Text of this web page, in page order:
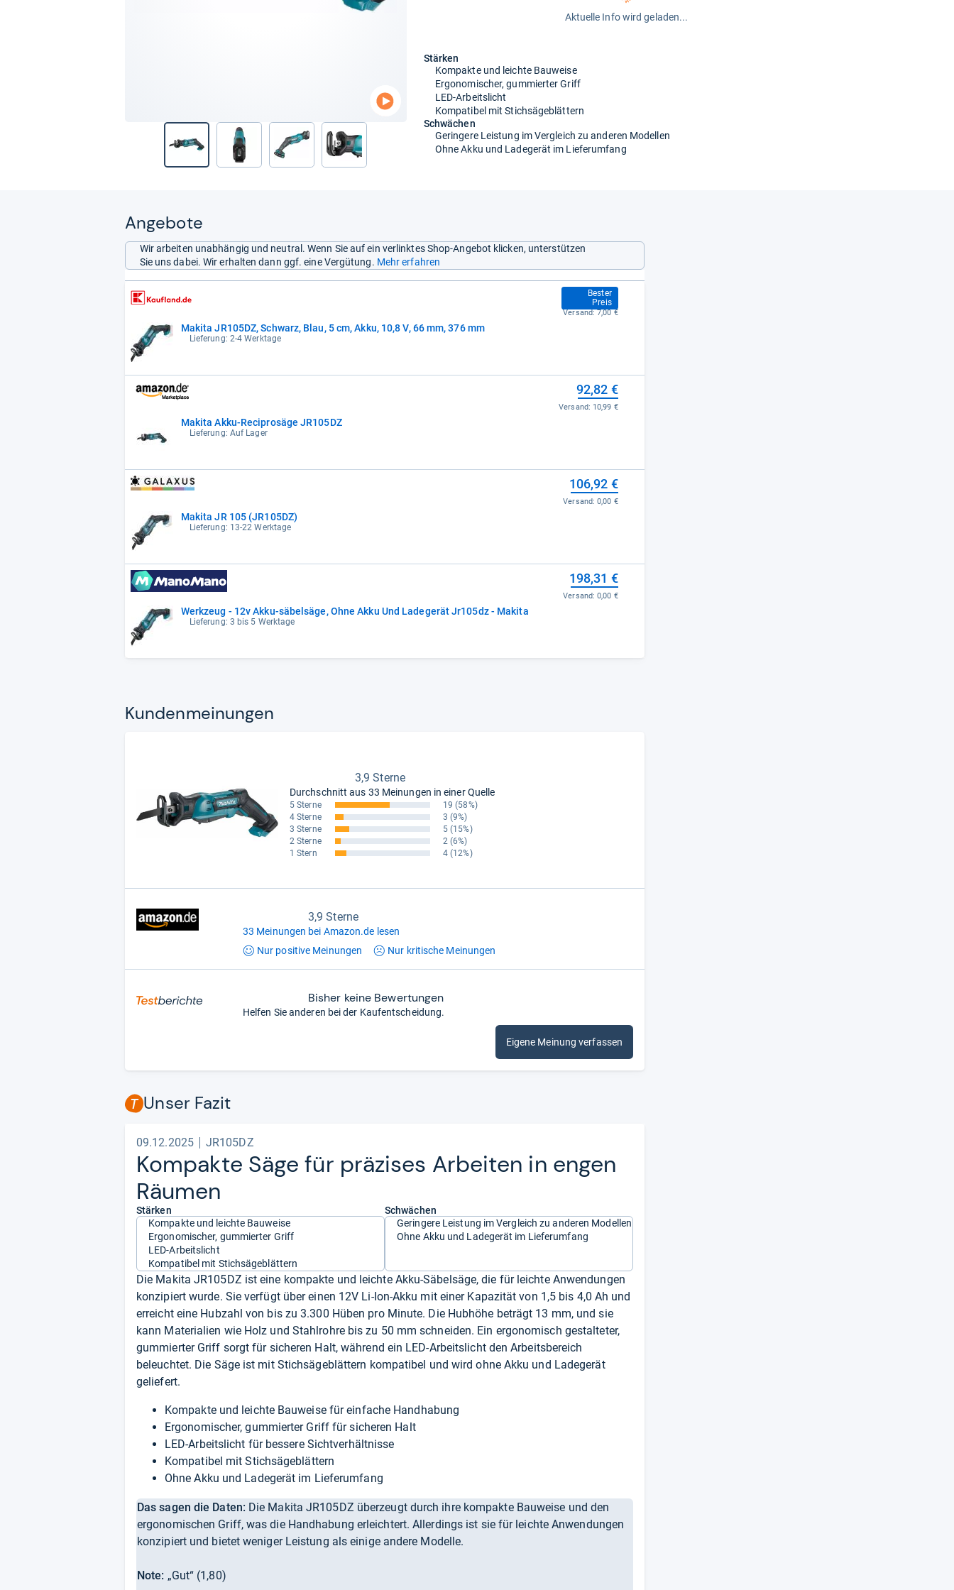
Aktuelle Info wird geladen...
Stärken
Kompakte und leichte Bauweise
Ergonomischer, gummierter Griff
LED-Arbeitslicht
Kompatibel mit Stichsägeblättern
Schwächen
Geringere Leistung im Vergleich zu anderen Modellen
Ohne Akku und Ladegerät im Lieferumfang
Angebote
Wir arbeiten unabhängig und neutral. Wenn Sie auf ein verlinktes Shop-Angebot klicken, unterstützen
Sie uns dabei. Wir erhalten dann ggf. eine Vergütung. Mehr erfahren
Makita JR105DZ, Schwarz, Blau, 5 cm, Akku, 10,8 V, 66 mm, 376 mm
Lieferung: 2-4 Werktage
Bester
Preis
88,77 €
Versand:7,00 €
Makita Akku-Reciprosäge JR105DZ
Lieferung: Auf Lager
92,82 €
Versand: 10,99 €
Makita JR 105 (JR105DZ)
Lieferung: 13-22 Werktage
106,92 €
Versand:0,00 €
Werkzeug - 12v Akku-säbelsäge, Ohne Akku Und Ladegerät Jr105dz - Makita
Lieferung: 3 bis 5 Werktage
198,31 €
Versand:0,00 €
Kun­den­mei­nun­gen
3,9 Sterne
Durchschnitt aus 33 Meinungen in einer Quelle
5 Sterne 19 (58%)
4 Sterne
3 (9%)
3 Sterne
5 (15%)
2 Sterne
2 (6%)
1 Stern
4 (12%)
3,9 Sterne
33 Meinungen bei Amazon.de lesen
Nur positive Meinungen Nur kritische Meinungen
Bisher keine Bewertungen
Helfen Sie anderen bei der Kaufentscheidung.
Eigene Meinung verfassen
Unser Fazit
09.12.2025 JR105DZ
Kom­pakte Säge für prä­zi­ses Arbei­ten in engen
Räu­men
Stärken
Kompakte und leichte Bauweise
Ergonomischer, gummierter Griff
LED-Arbeitslicht
Kompatibel mit Stichsägeblättern
Schwächen
Geringere Leistung im Vergleich zu anderen Modellen
Ohne Akku und Ladegerät im Lieferumfang
Die Makita JR105DZ ist eine kompakte und leichte Akku-Säbelsäge, die für leichte Anwendungen
konzipiert wurde. Sie verfügt über einen 12V Li-Ion-Akku mit einer Kapazität von 1,5 bis 4,0 Ah und
erreicht eine Hubzahl von bis zu 3.300 Hüben pro Minute. Die Hubhöhe beträgt 13 mm, und sie
kann Materialien wie Holz und Stahlrohre bis zu 50 mm schneiden. Ein ergonomisch gestalteter,
gummierter Griff sorgt für sicheren Halt, während ein LED-Arbeitslicht den Arbeitsbereich
beleuchtet. Die Säge ist mit Stichsägeblättern kompatibel und wird ohne Akku und Ladegerät
geliefert.
Kompakte und leichte Bauweise für einfache Handhabung
Ergonomischer, gummierter Griff für sicheren Halt
LED-Arbeitslicht für bessere Sichtverhältnisse
Kompatibel mit Stichsägeblättern
Ohne Akku und Ladegerät im Lieferumfang
Das sagen die Daten: Die Makita JR105DZ überzeugt durch ihre kompakte Bauweise und den
ergonomischen Griff, was die Handhabung erleichtert. Allerdings ist sie für leichte Anwendungen
konzipiert und bietet weniger Leistung als einige andere Modelle.
Note: „Gut“ (1,80)